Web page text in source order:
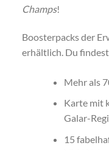
Champs!
Boosterpacks der
erhältlich. Du
Mehr als
Karte mit
Galar-
15